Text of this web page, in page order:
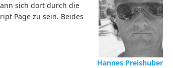
Hannes Preishuber
sich dort durch die
Page zu sein. Beides